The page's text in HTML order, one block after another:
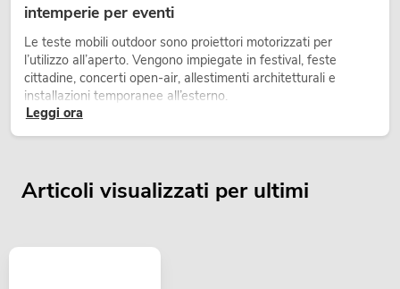
intemperie per eventi
Le teste mobili outdoor sono proiettori motorizzati per
l’utilizzo all’aperto. Vengono impiegate in festival, feste
cittadine, concerti open-air, allestimenti architetturali e
installazioni temporanee all’esterno.
Leggi ora
Articoli visualizzati per ultimi